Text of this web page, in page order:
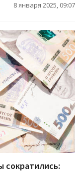
8 января 2025, 09:07